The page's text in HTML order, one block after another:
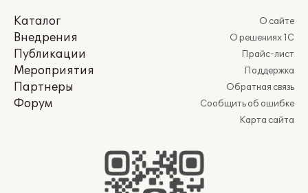
Каталог
Внедрения
Публикации
Мероприятия
Партнеры
Форум
О сайте
О решениях 1С
Прайс-лист
Поддержка
Обратная связь
Сообщить об ошибке
Карта сайта